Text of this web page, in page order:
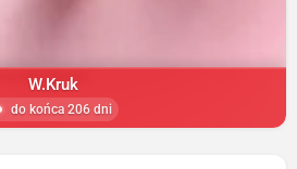
W.Kruk
do końca 206 dni